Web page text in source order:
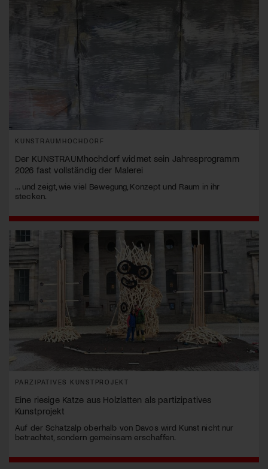
KUNSTRAUMHOCHDORF
Der KUNSTRAUMhochdorf widmet sein Jahresprogramm
2026 fast vollständig der Malerei
... und zeigt, wie viel Bewegung, Konzept und Raum in ihr
stecken.
PARZIPATIVES KUNSTPROJEKT
Eine riesige Katze aus Holzlatten als partizipatives
Kunstprojekt
Auf der Schatzalp oberhalb von Davos wird Kunst nicht nur
betrachtet, sondern gemeinsam erschaffen.